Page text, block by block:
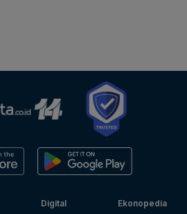
Digital
Ekonopedia